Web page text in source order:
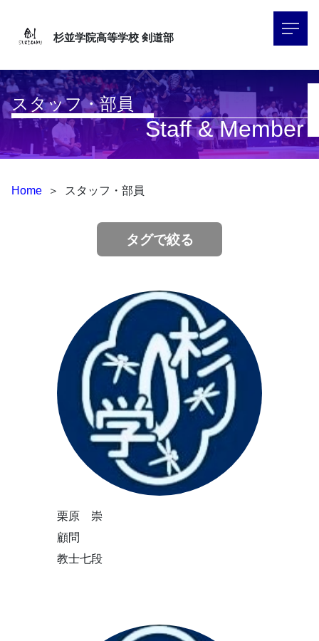
杉並学院高等学校 剣道部
スタッフ・部員
Staff & Member
Home ＞ スタッフ・部員
タグで絞る
栗原 崇
顧問
教士七段